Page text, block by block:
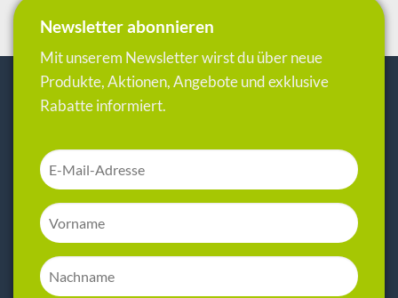
Newsletter abonnieren
Mit unserem Newsletter wirst du über neue
Produkte, Aktionen, Angebote und exklusive
Rabatte informiert.